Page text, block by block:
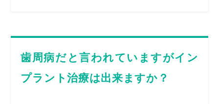
歯周病だと言われていますがイン
プラント治療は出来ますか？